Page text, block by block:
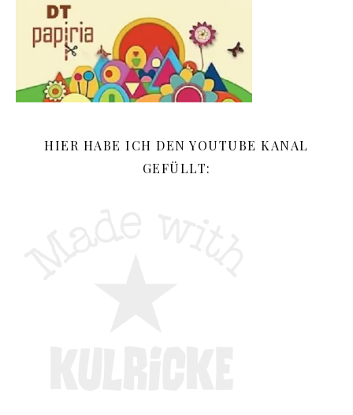
HIER HABE ICH DEN YOUTUBE KANAL
GEFÜLLT: